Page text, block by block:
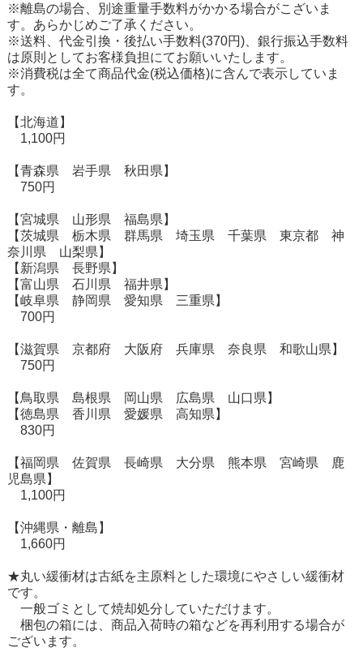
※離島の場合、別途重量手数料がかかる場合がこざいま
す。あらかじめご了承ください。
※送料、代金引換・後払い手数料(370円)、銀行振込手数料
は原則としてお客様負担にてお願いいたします。
※消費税は全て商品代金(税込価格)に含んで表示していま
す。
【北海道】
1,100円
【青森県 岩手県 秋田県】
750円
【宮城県 山形県 福島県】
【茨城県 栃木県 群馬県 埼玉県 千葉県 東京都 神
奈川県 山梨県】
【新潟県 長野県】
【富山県 石川県 福井県】
【岐阜県 静岡県 愛知県 三重県】
700円
【滋賀県 京都府 大阪府 兵庫県 奈良県 和歌山県】
750円
【鳥取県 島根県 岡山県 広島県 山口県】
【徳島県 香川県 愛媛県 高知県】
830円
【福岡県 佐賀県 長崎県 大分県 熊本県 宮崎県 鹿
児島県】
1,100円
【沖縄県・離島】
1,660円
★丸い緩衝材は古紙を主原料とした環境にやさしい緩衝材
です。
一般ゴミとして焼却処分していただけます。
梱包の箱には、商品入荷時の箱などを再利用する場合が
ございます。